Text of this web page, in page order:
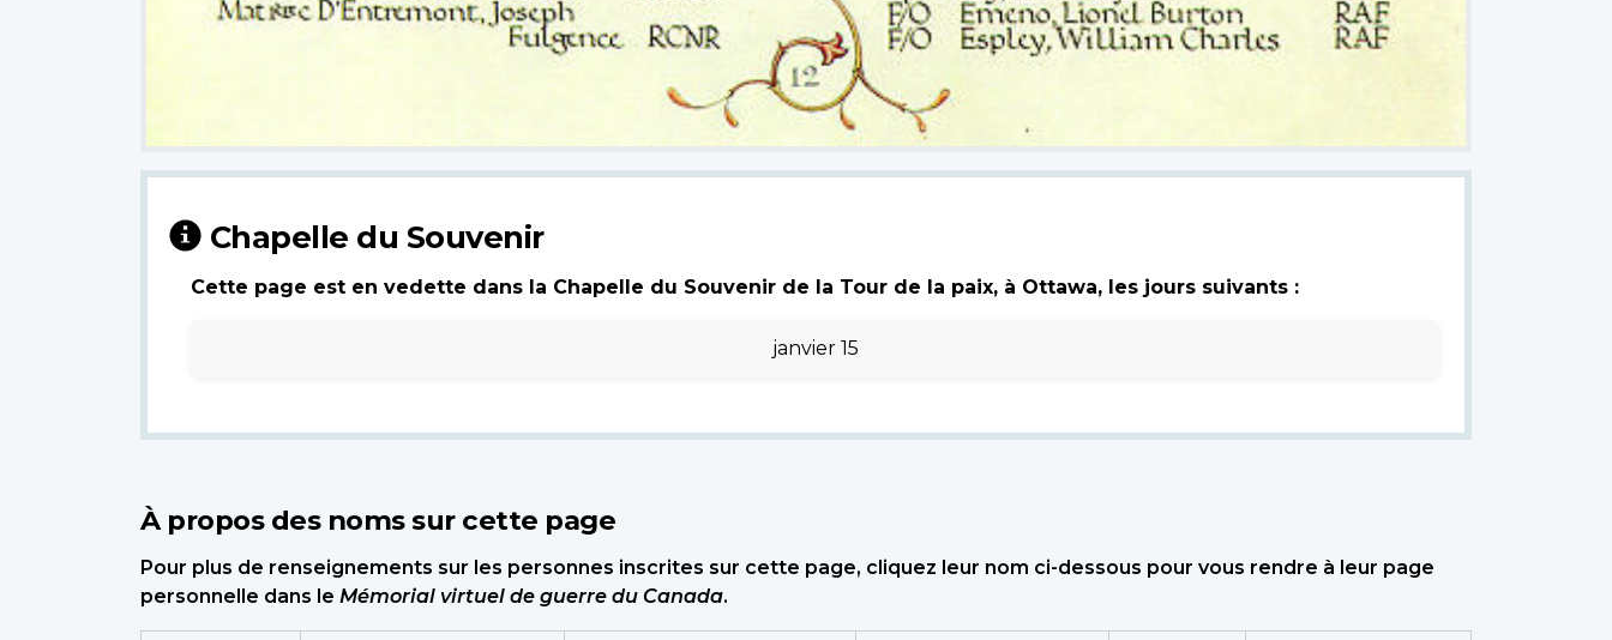
Chapelle du Souvenir
Cette page est en vedette dans la Chapelle du Souvenir de la Tour de la paix, à Ottawa, les jours suivants :
janvier 15
À propos des noms sur cette page
Pour plus de renseignements sur les personnes inscrites sur cette page, cliquez leur nom ci-dessous pour vous rendre à leur page
personnelle dans le Mémorial virtuel de guerre du Canada.